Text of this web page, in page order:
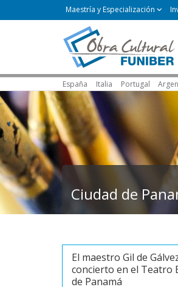
Maestría y Especialización
España Italia Portugal
Ciudad de
El maestro Gil de
concierto en el Teatro
de Panamá